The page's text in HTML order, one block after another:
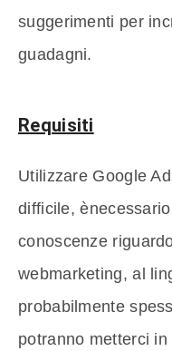
suggerimenti per
guadagni.
Requisiti
Utilizzare Google
difficile,
conoscenze
webmarketing, al
probabilmente
potranno metterci